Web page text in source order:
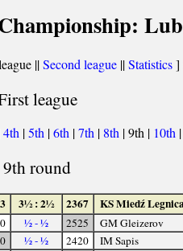
||Second league||Statistics]
league
4th |5th |6th |7th | 8th | 9th | 10th |
9th round
3½ : 2½ 2367 KS Miedź
½ - ½ 2525
GM Gleizerov
½ - ½ 2420
IM Sapis